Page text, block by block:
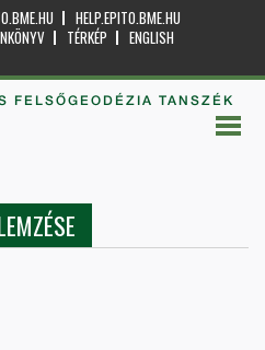
HELP.EPITO.BME.HU
TÉRKÉP
ENGLISH
FELSŐGEODÉZIA TANSZÉK